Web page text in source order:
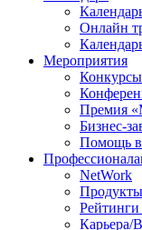
Онлайн
Мероприятия
Конкурсы
Премия
Бизнес-
Помощь в
NetWork
Карьера/